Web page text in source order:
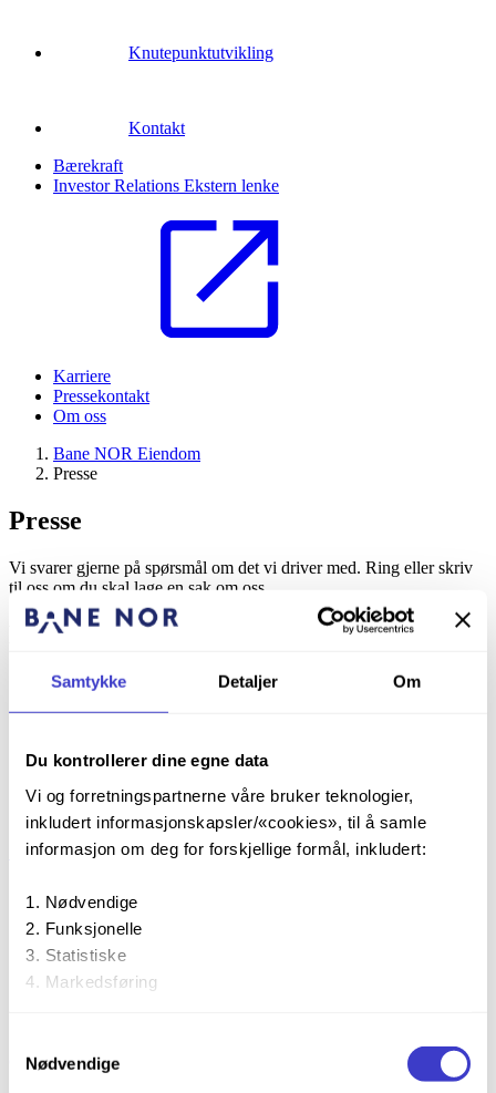
Samtykke Detaljer Om
Du kontrollerer dine egne data
Vi og forretningspartnerne våre bruker teknologier,
inkludert informasjonskapsler/«cookies», til å samle
informasjon om deg for forskjellige formål, inkludert:
Nødvendige
Funksjonelle
Statistiske
Markedsføring
formålene. Du kan også velge formålet du vil samtykke til
ved å trykke på avmerkingsboksen under formålet, og
Nødvendige
Knutepunktutvikling
Kontakt
Bærekraft
Investor Relations Ekstern lenke
Karriere
Pressekontakt
Om oss
Bane NOR Eiendom
Presse
Presse
Vi svarer gjerne på spørsmål om det vi driver med. Ring eller skriv
til oss om du skal lage en sak om oss.
Pressekontakt
+47 916 56 565
Starter oppringing
(Åpner ditt e-postprogram)